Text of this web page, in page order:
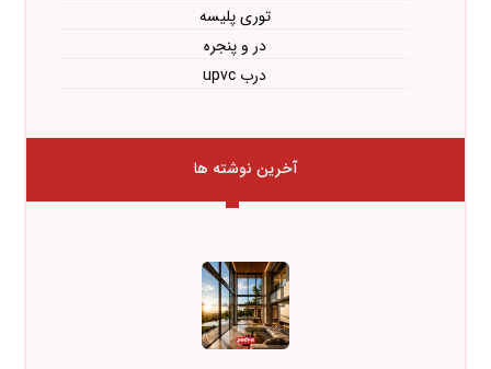
توری پلیسه
در و پنجره
درب upvc
آخرین نوشته ها